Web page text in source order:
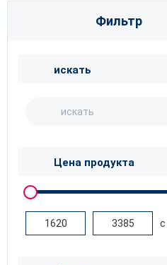
Фильтр
искать
Цена продукта
с